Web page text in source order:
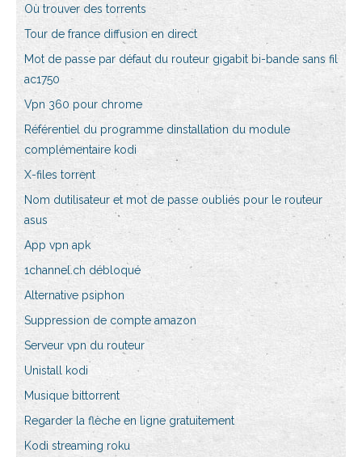
Où trouver des torrents
Tour de france diffusion en direct
Mot de passe par défaut du routeur gigabit bi-bande sans fil
ac1750
Vpn 360 pour chrome
Référentiel du programme dinstallation du module
complémentaire kodi
X-files torrent
Nom dutilisateur et mot de passe oubliés pour le routeur
asus
App vpn apk
1channel.ch débloqué
Alternative psiphon
Suppression de compte amazon
Serveur vpn du routeur
Unistall kodi
Musique bittorrent
Regarder la flèche en ligne gratuitement
Kodi streaming roku